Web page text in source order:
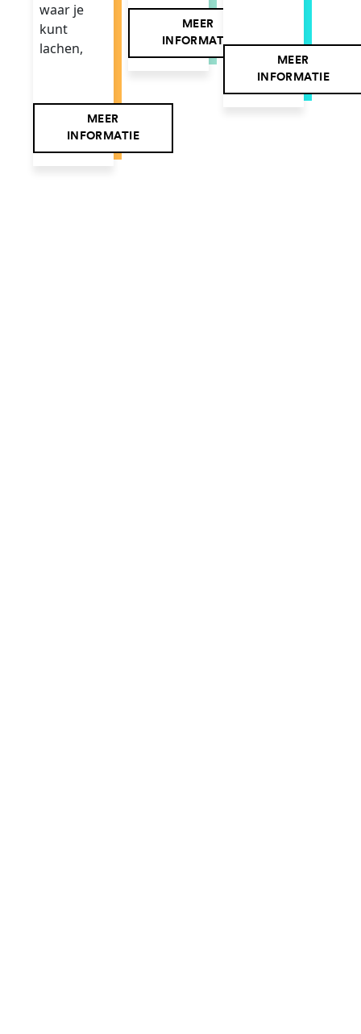
waar je
kunt
lachen,
MEER
INFORMATIE
MEER
INFORMATIE
MEER
INFORMATIE